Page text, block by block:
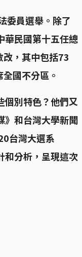
委員選舉。除了
華民國第十五任總
，其中包括73
國不分區。
個別特色？他們又
》和台灣大學新聞
台灣大選系
和分析，呈現這次